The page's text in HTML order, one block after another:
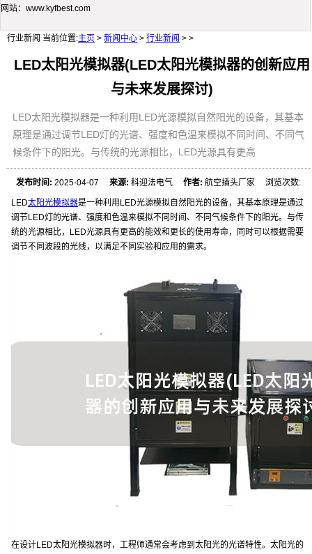
网站：www.kyfbest.com
行业新闻 当前位置:主页 > 新闻中心 > 行业新闻 > >
LED太阳光模拟器(LED太阳光模拟器的创新应用
与未来发展探讨)
LED太阳光模拟器是一种利用LED光源模拟自然阳光的设备，其基本
原理是通过调节LED灯的光谱、强度和色温来模拟不同时间、不同气
候条件下的阳光。与传统的光源相比，LED光源具有更高
发布时间: 2025-04-07来源: 科迎法电气作者: 航空插头厂家 浏览次数:
LED太阳光模拟器是一种利用LED光源模拟自然阳光的设备，其基本原理是通过
调节LED灯的光谱、强度和色温来模拟不同时间、不同气候条件下的阳光。与传
统的光源相比，LED光源具有更高的能效和更长的使用寿命，同时可以根据需要
调节不同波段的光线，以满足不同实验和应用的需求。
在设计LED太阳光模拟器时，工程师通常会考虑到太阳光的光谱特性。太阳光的